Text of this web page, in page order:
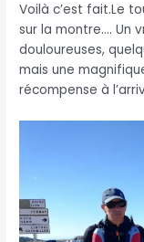
Voilà c’est fait.Le
sur la montre…. Un
douloureuses,
mais une
récompense à